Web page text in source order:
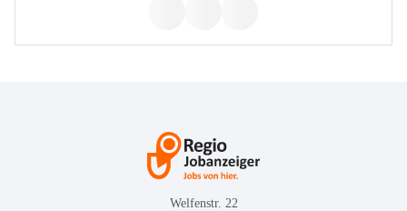
Welfenstr. 22